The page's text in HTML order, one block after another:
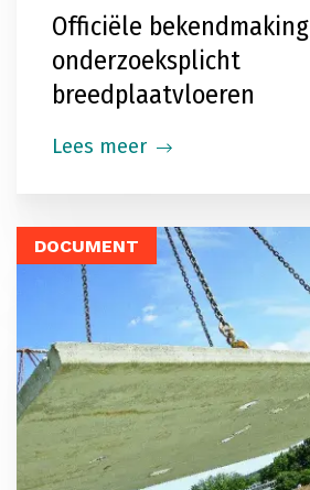
Officiële bekendmaking
onderzoeksplicht
breedplaatvloeren
Lees meer
DOCUMENT